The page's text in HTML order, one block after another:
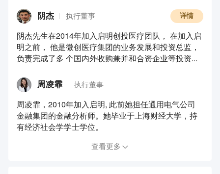
阴杰 执行董事
阴杰先生在2014年加入启明创投医疗团队， 在加入启
明之前， 他是微创医疗集团的业务发展和投资总监，
负责完成了多 个国内外收购兼并和合资企业等投资...
详情
周凌霏 执行董事
周凌霏，2010年加入启明, 此前她担任通用电气公司
金融集团的金融分析师。她毕业于上海财经大学，持
有经济社会学学士学位。
查看更多